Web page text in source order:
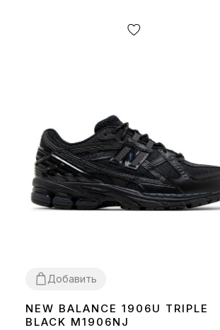
Добавить
41
NEW BALANCE 1906U TRIPLE
BLACK M1906NJ